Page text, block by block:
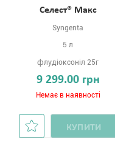
Селест® Макс
Syngenta
5 л
флудіоксоніл 25г
9 299.00 грн
Немає в наявності
КУПИТИ